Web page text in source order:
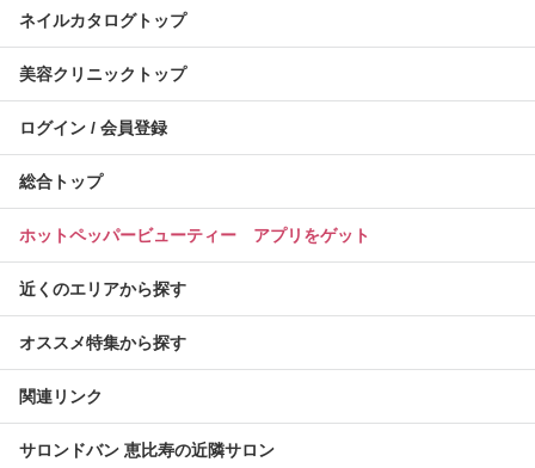
ネイルカタログトップ
美容クリニックトップ
ログイン / 会員登録
総合トップ
ホットペッパービューティー アプリをゲット
近くのエリアから探す
オススメ特集から探す
関連リンク
サロンドバン 恵比寿の近隣サロン